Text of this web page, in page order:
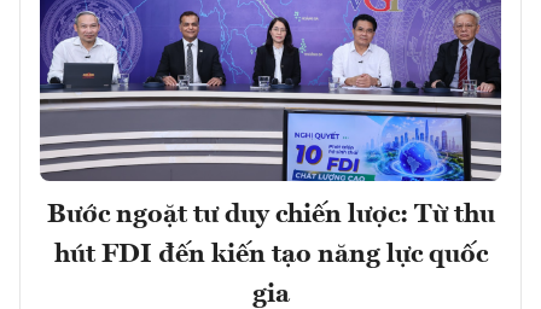
Bước ngoặt tư duy chiến lược: Từ thu
hút FDI đến kiến tạo năng lực quốc
gia